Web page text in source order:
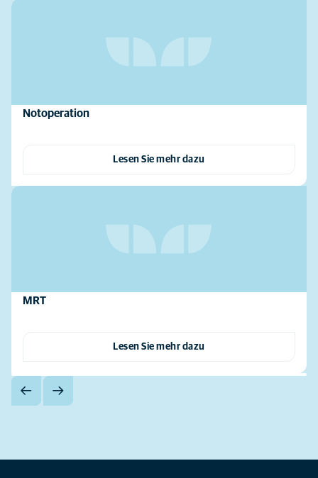
Notoperation
Lesen Sie mehr dazu
MRT
Lesen Sie mehr dazu